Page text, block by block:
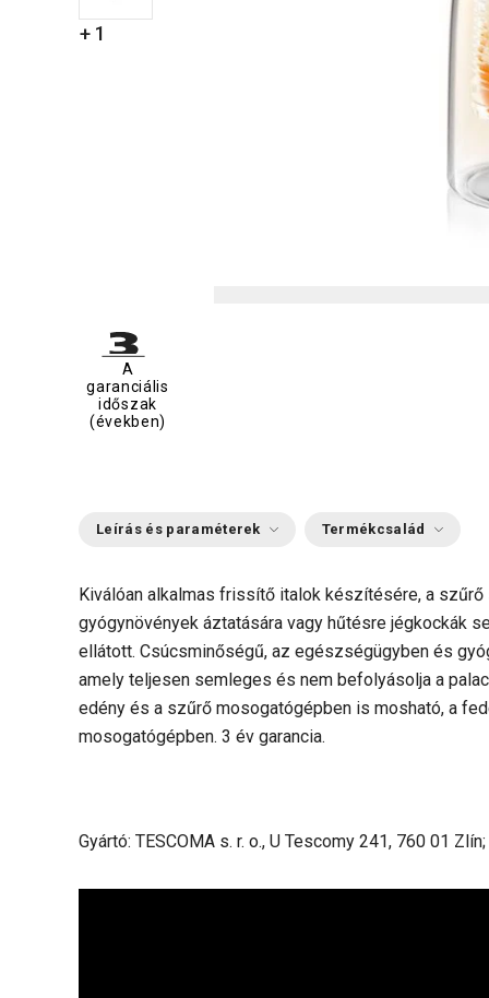
+ 1
A
garanciális
időszak
(években)
Leírás és paraméterek Termékcsalád
Kiválóan alkalmas frissítő italok készítésére, a
gyógynövények áztatására vagy hűtésre jégkockák
ellátott. Csúcsminőségű, az egészségügyben és
amely teljesen semleges és nem befolyásolja a
edény és a szűrő mosogatógépben is mosható, a
mosogatógépben. 3 év garancia.
Gyártó: TESCOMA s. r. o., U Tescomy 241, 760 01 Zlín;